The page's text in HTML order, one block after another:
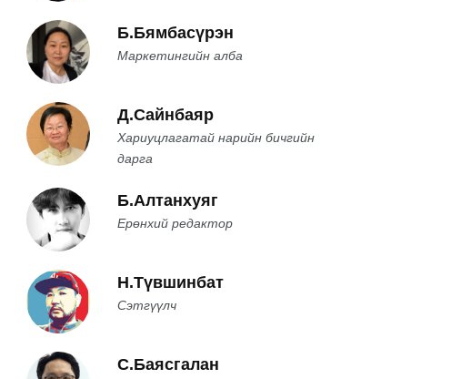
Б.Бямбасүрэн
Маркетингийн алба
Д.Сайнбаяр
Хариуцлагатай нарийн бичгийн
дарга
Б.Алтанхуяг
Ерөнхий редактор
Н.Түвшинбат
Сэтгүүлч
С.Баясгалан